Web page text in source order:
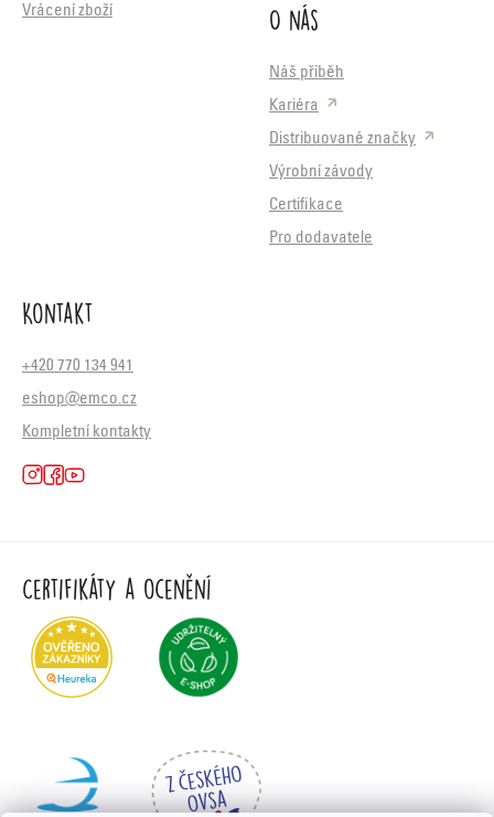
Vrácení zboží
O nás
Náš příběh
Kariéra
Distribuované značky
Výrobní závody
Certifikace
Pro dodavatele
Kontakt
+420 770 134 941
eshop@emco.cz
Kompletní kontakty
Certifikáty a ocenění